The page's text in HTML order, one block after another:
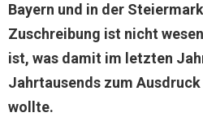
Bayern und in der
Zuschreibung ist nicht
ist, was damit im letzten
Jahrtausends zum
wollte.